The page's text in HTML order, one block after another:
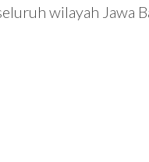
wilayah Jawa